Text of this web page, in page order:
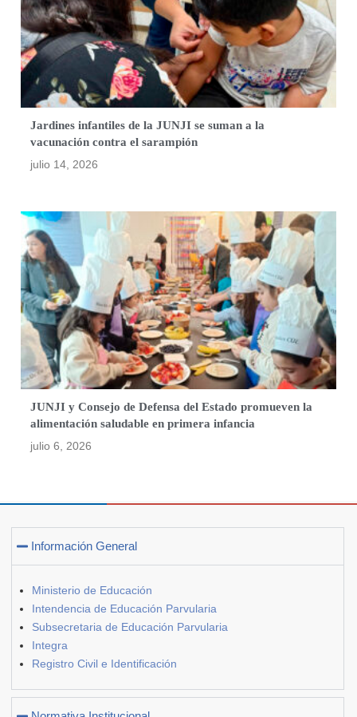
Jardines infantiles de la JUNJI se suman a la
vacunación contra el sarampión
julio 14, 2026
JUNJI y Consejo de Defensa del Estado promueven la
alimentación saludable en primera infancia
julio 6, 2026
Información General
Ministerio de Educación
Intendencia de Educación Parvularia
Subsecretaria de Educación Parvularia
Integra
Registro Civil e Identificación